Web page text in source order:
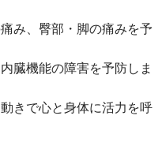
み、臀部・脚の痛みを予
臓機能の障害を予防しま
きで心と身体に活力を呼